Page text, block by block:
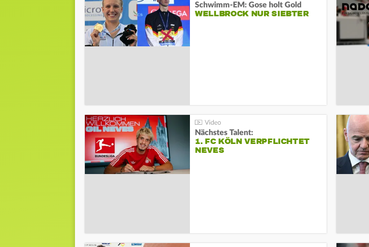
Schwimm-EM: Gose holt Gold
WELLBROCK NUR SIEBTER
Nächstes Talent:
1. FC KÖLN VERPFLICHTET
NEVES